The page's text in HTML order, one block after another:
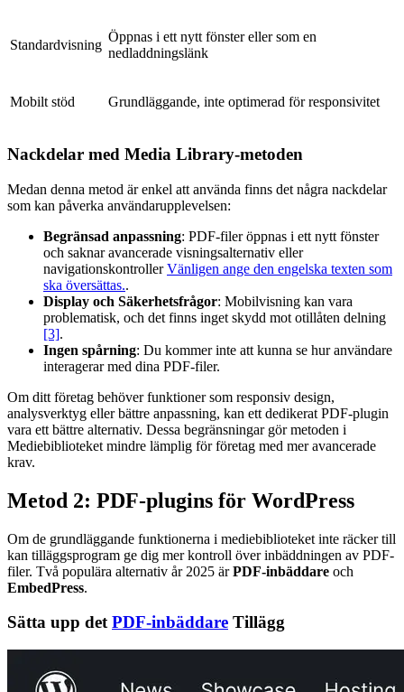
Standardvisning
Öppnas i ett nytt fönster eller som en
nedladdningslänk
Mobilt stöd Grundläggande, inte optimerad för responsivitet
Nackdelar med Media Library-metoden
Medan denna metod är enkel att använda finns det några nackdelar
som kan påverka användarupplevelsen:
Begränsad anpassning: PDF-filer öppnas i ett nytt fönster
och saknar avancerade visningsalternativ eller
navigationskontrollerVänligen ange den engelska texten som
ska översättas..
Display och Säkerhetsfrågor: Mobilvisning kan vara
problematisk, och det finns inget skydd mot otillåten delning
[3].
Ingen spårning: Du kommer inte att kunna se hur användare
interagerar med dina PDF-filer.
Om ditt företag behöver funktioner som responsiv design,
analysverktyg eller bättre anpassning, kan ett dedikerat PDF-plugin
vara ett bättre alternativ. Dessa begränsningar gör metoden i
Mediebiblioteket mindre lämplig för företag med mer avancerade
krav.
Metod 2: PDF-plugins för WordPress
Om de grundläggande funktionerna i mediebiblioteket inte räcker till
kan tilläggsprogram ge dig mer kontroll över inbäddningen av PDF-
filer. Två populära alternativ år 2025 ärPDF-inbäddare och
EmbedPress.
Sätta upp detPDF-inbäddare Tillägg